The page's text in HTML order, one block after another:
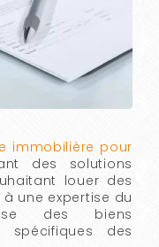
immobilière pour
des solutions
louer des
une expertise du
des biens
spécifiques des